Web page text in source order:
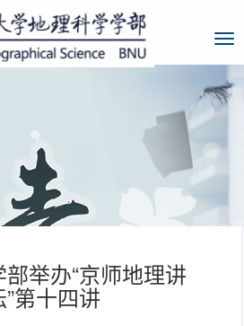
举办“京师地理讲
”第十四讲